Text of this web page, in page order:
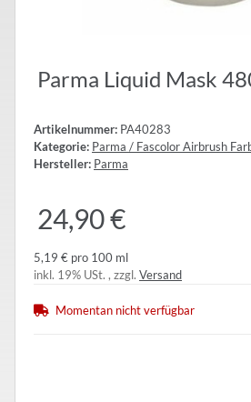
Parma Liquid Mask
Artikelnummer: PA40283
Kategorie: Parma / Fascolor Airbrush
Hersteller: Parma
24,90 €
5,19 € pro 100 ml
inkl. 19% USt. , zzgl. Versand
Momentan nicht verfügbar